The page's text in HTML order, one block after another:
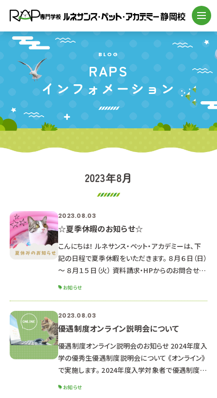
BLOG
RAPS
インフォメーション
2023年8月
2023.08.03
☆夏季休暇のお知らせ☆
こんにちは！ ルネサンス・ペット・アカデミーは、下
記の日程で夏季休暇をいただきます。 ８月６日（日）
～ ８月１５日（火） 資料請求・HPからのお問合せの
LINEでのお問合せ・オープンキャンパス申込 優遇
制度オンライン説明会の申込は受付しています♪
返信が遅くなる可能性もありますが、ご了承くださ
い。 皆さん熱中症には気を付けましょう！ 夏休み中
の8/26
お知らせ
2023.08.03
優遇制度オンライン説明会について
優遇制度オンライン説明会のお知らせ 2024年度入
学の優秀生優遇制度説明会について 《オンライン》
で実施します。 2024年度入学対象者で優遇制度受
お知らせ